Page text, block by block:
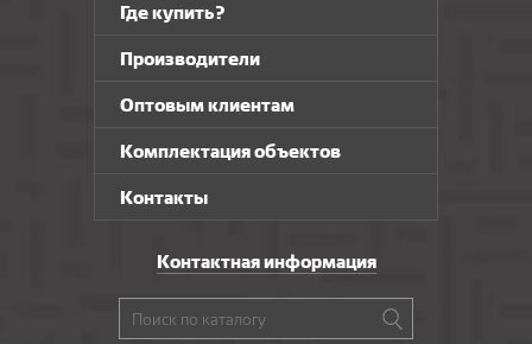
Где купить?
Производители
Оптовым клиентам
Комплектация объектов
Контакты
Контактная информация